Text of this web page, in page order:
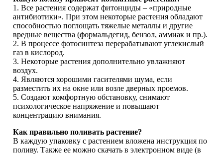
1. Все растения содержат фитонциды – «природные
антибиотики». При этом некоторые растения обладают
способностью поглощать тяжелые металлы и другие
вредные вещества (формальдегид, бензол, аммиак и пр.).
2. В процессе фотосинтеза перерабатывают углекислый
газ в кислород.
3. Некоторые растения дополнительно увлажняют
воздух.
4. Являются хорошими гасителями шума, если
разместить их на окне или возле дверных проемов.
5. Создают комфортную обстановку, снимают
психологическое напряжение и повышают
концентрацию внимания.
Как правильно поливать растение?
В каждую упаковку с растением вложена инструкция по
поливу. Также ее можно скачать в электронном виде (в